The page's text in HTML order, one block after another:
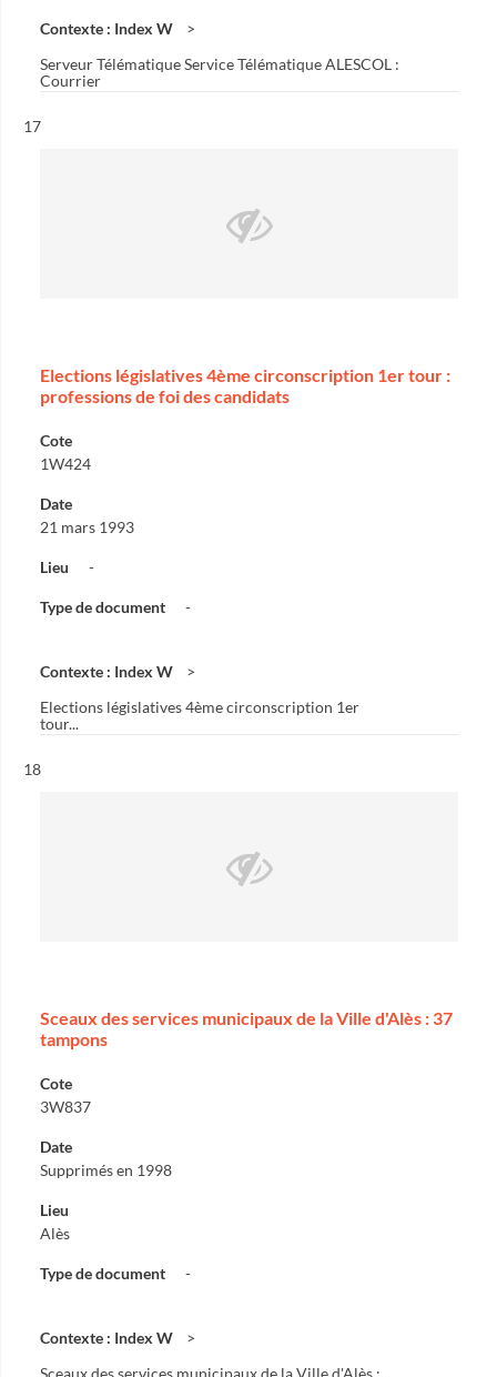
Contexte : Index W
Serveur Télématique Service Télématique ALESCOL :
Courrier
Résultat n°
17
Elections législatives 4ème circonscription 1er tour :
professions de foi des candidats
Cote
1W424
Date
21 mars 1993
Lieu -
Type de document -
Contexte : Index W
Elections législatives 4ème circonscription 1er
tour...
Résultat n°
18
Sceaux des services municipaux de la Ville d'Alès : 37
tampons
Cote
3W837
Date
Supprimés en 1998
Lieu
Alès
Type de document -
Contexte : Index W
Sceaux des services municipaux de la Ville d'Alès :...